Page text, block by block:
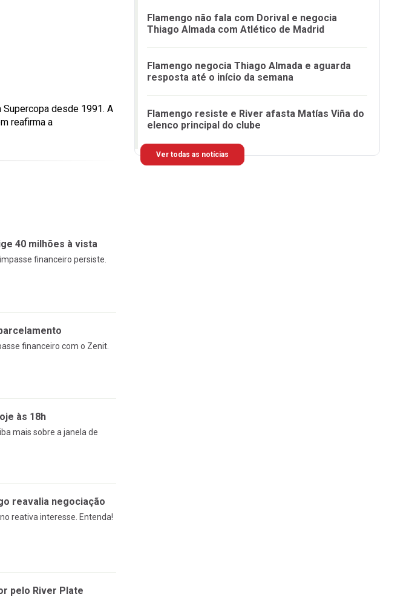
Supercopa desde 1991. A
reafirma a
40 milhões à vista
financeiro persiste.
financeiro com o Zenit.
às 18h
mais sobre a janela de
reavalia negociação
reativa interesse. Entenda!
pelo River Plate
Flamengo não fala com Dorival e negocia
Thiago Almada com Atlético de Madrid
Flamengo negocia Thiago Almada e aguarda
resposta até o início da semana
Flamengo resiste e River afasta Matías Viña do
elenco principal do clube
Ver todas as notícias